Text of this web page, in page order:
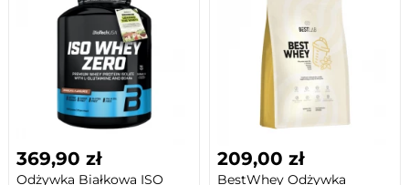
369,90 zł
Odżywka Białkowa ISO
209,00 zł
BestWhey Odżywka